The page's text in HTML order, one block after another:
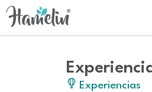
Experiencias